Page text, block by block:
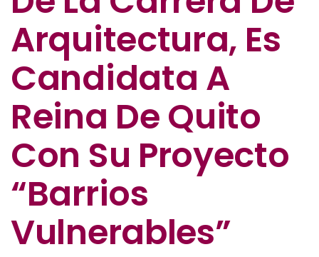
Arquitectura, Es
Candidata A
Reina De Quito
Con Su Proyecto
“Barrios
Vulnerables”